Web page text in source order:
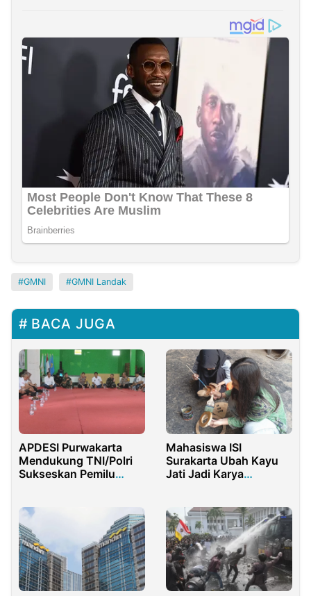
GMNI GMNI Landak
BACA JUGA
APDESI Purwakarta
Mendukung TNI/Polri
Sukseskan Pemilu
Mahasiswa ISI
Surakarta Ubah Kayu
Jati Jadi Karya